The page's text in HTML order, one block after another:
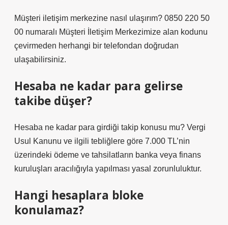
Müşteri iletişim merkezine nasıl ulaşırım? 0850 220 50
00 numaralı Müşteri İletişim Merkezimize alan kodunu
çevirmeden herhangi bir telefondan doğrudan
ulaşabilirsiniz.
Hesaba ne kadar para gelirse
takibe düşer?
Hesaba ne kadar para girdiği takip konusu mu? Vergi
Usul Kanunu ve ilgili tebliğlere göre 7.000 TL’nin
üzerindeki ödeme ve tahsilatların banka veya finans
kuruluşları aracılığıyla yapılması yasal zorunluluktur.
Hangi hesaplara bloke
konulamaz?